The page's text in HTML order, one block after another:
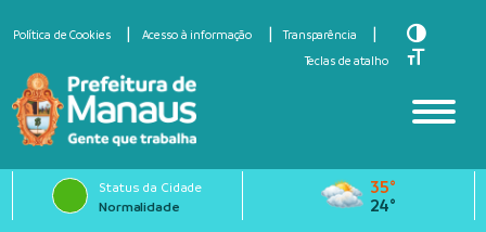
Política de Cookies Acesso à informação
Transparência
Teclas de atalho
Toggle
Toggle
Status da Cidade
Normalidade
35°
24°